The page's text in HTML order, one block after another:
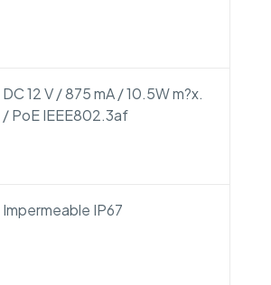
DC 12 V / 875 mA / 10.5W m?x.
/ PoE IEEE802.3af
Impermeable IP67